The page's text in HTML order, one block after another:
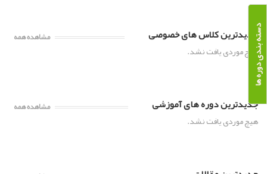
دسته بندی دوره هاجدیدترین کلاس های خصوصی مشاهده همه
هیچ موردی یافت نشد.
جدیدترین دوره های آموزشی مشاهده همه
هیچ موردی یافت نشد.